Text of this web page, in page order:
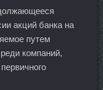
акций банка на
путем
компаний,